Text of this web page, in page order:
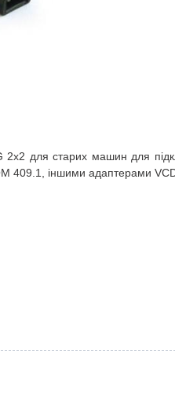
2x2 для старих машин для
409.1, іншими адаптерами